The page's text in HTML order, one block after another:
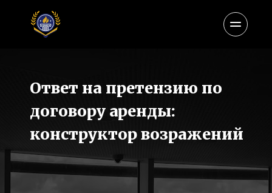
Ответ на претензию по
договору аренды:
конструктор возражений